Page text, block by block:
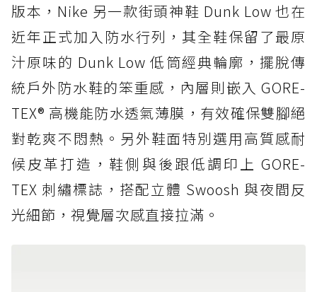
版本，Nike 另一款街頭神鞋 Dunk Low 也在
近年正式加入防水行列，其全鞋保留了最原
汁原味的 Dunk Low 低筒經典輪廓，擺脫傳
統戶外防水鞋的笨重感，內層則嵌入 GORE-
TEX® 高機能防水透氣薄膜，有效確保雙腳絕
對乾爽不悶熱。另外鞋面特別選用高質感耐
候皮革打造，鞋側與後跟低調印上 GORE-
TEX 刺繡標誌，搭配立體 Swoosh 與夜間反
光細節，視覺層次感直接拉滿。